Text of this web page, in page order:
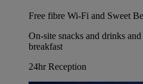
Free fibre Wi-Fi and Sweet
On-site snacks and drinks
breakfast
24hr Reception